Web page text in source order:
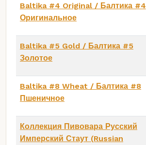
Baltika #4 Original / Балтика #4
Оригинальное
Baltika #5 Gold / Балтика #5
Золотое
Baltika #8 Wheat / Балтика #8
Пшеничное
Коллекция Пивовара Русский
Имперский Стаут (Russian